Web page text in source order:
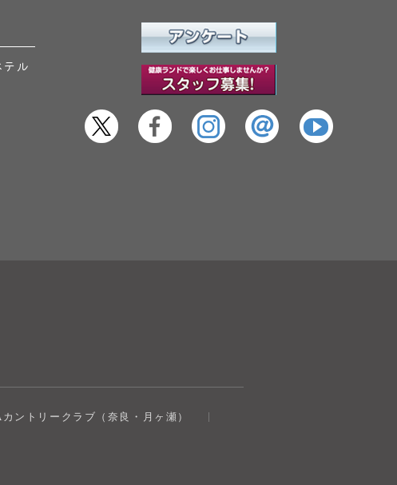
ル
ントリークラブ（奈良・月ヶ瀬）奈良健康ランド
AIコンシェルジュ